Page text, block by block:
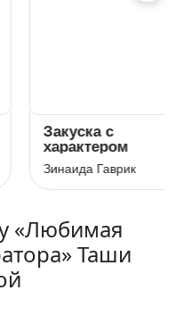
Закуска с
характером
Зинаида Гаврик
«Любимая
Таши